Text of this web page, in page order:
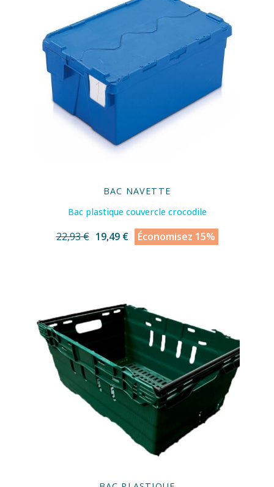
BAC NAVETTE
Bac plastique couvercle crocodile
22,93 € 19,49 € Économisez 15%